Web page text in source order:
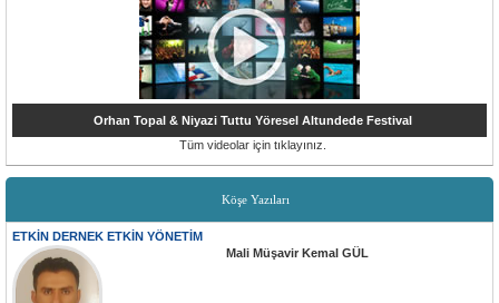
Orhan Topal & Niyazi Tuttu Yöresel Altundede Festival
Tüm videolar için tıklayınız.
Köşe Yazıları
ETKİN DERNEK ETKİN YÖNETİM
Mali Müşavir Kemal GÜL